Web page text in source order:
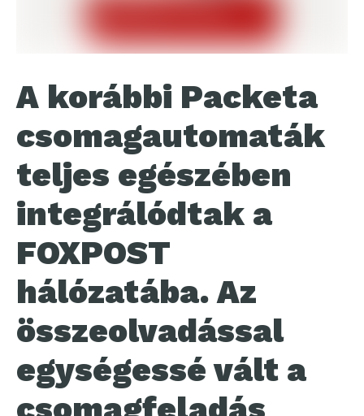
A korábbi Packeta
csomagautomaták
teljes egészében
integrálódtak a
FOXPOST
hálózatába. Az
összeolvadással
egységessé vált a